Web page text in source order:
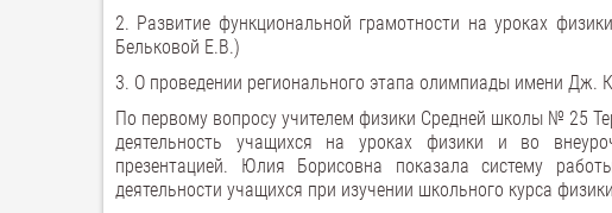
2. Развитие функциональной грамотности на уроках
Бельковой Е.В.)
3. О проведении регионального этапа олимпиады имени Дж.
По первому вопросу учителем физики Средней школы № 25
деятельность учащихся на уроках физики и во
презентацией. Юлия Борисовна показала систему
деятельности учащихся при изучении школьного курса